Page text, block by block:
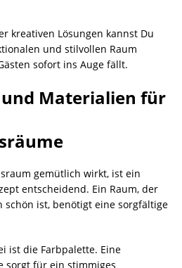
kreativen Lösungen kannst Du
und stilvollen Raum
sofort ins Auge fällt.
Materialien für
gemütlich wirkt, ist ein
entscheidend. Ein Raum, der
schön ist, benötigt eine sorgfältige
ist die Farbpalette. Eine
sorgt für ein stimmiges